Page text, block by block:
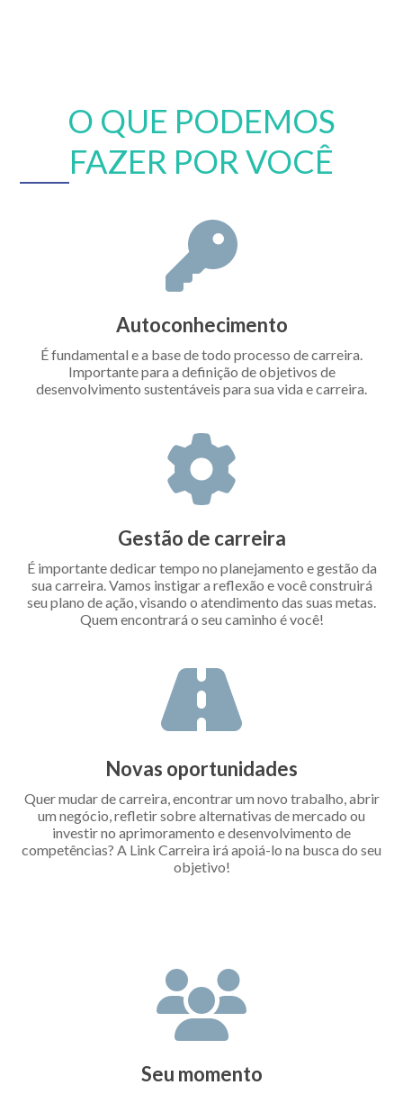
O QUE PODEMOS
FAZER POR VOCÊ
Autoconhecimento
É fundamental e a base de todo processo de carreira.
Importante para a definição de objetivos de
desenvolvimento sustentáveis para sua vida e carreira.
Gestão de carreira
É importante dedicar tempo no planejamento e gestão da
sua carreira. Vamos instigar a reflexão e você construirá
seu plano de ação, visando o atendimento das suas metas.
Quem encontrará o seu caminho é você!
Novas oportunidades
Quer mudar de carreira, encontrar um novo trabalho, abrir
um negócio, refletir sobre alternativas de mercado ou
investir no aprimoramento e desenvolvimento de
competências? A Link Carreira irá apoiá-lo na busca do seu
objetivo!
Seu momento